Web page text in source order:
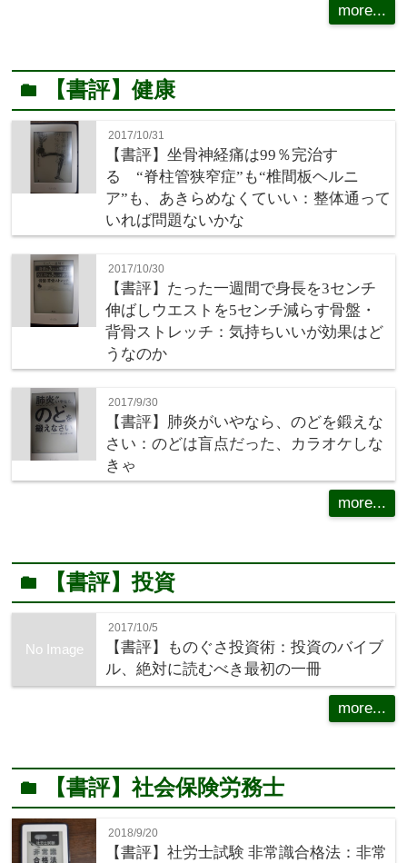
more...
folder 【書評】健康
2017/10/31
【書評】坐骨神経痛は99％完治す
る “脊柱管狭窄症”も“椎間板ヘルニ
ア”も、あきらめなくていい：整体通って
いれば問題ないかな
2017/10/30
【書評】たった一週間で身長を3センチ
伸ばしウエストを5センチ減らす骨盤・
背骨ストレッチ：気持ちいいが効果はど
うなのか
2017/9/30
【書評】肺炎がいやなら、のどを鍛えな
さい：のどは盲点だった、カラオケしな
きゃ
more...
folder 【書評】投資
No Image
2017/10/5
【書評】ものぐさ投資術：投資のバイブ
ル、絶対に読むべき最初の一冊
more...
folder 【書評】社会保険労務士
2018/9/20
【書評】社労士試験 非常識合格法：非常